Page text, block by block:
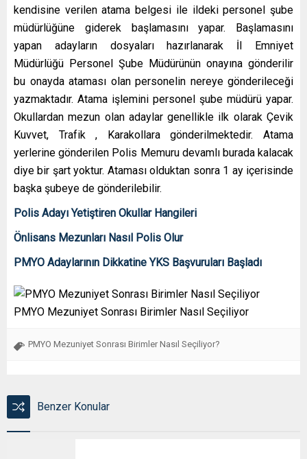
kendisine verilen atama belgesi ile ildeki personel şube
müdürlüğüne giderek başlamasını yapar. Başlamasını
yapan adayların dosyaları hazırlanarak İl Emniyet
Müdürlüğü Personel Şube Müdürünün onayına gönderilir
bu onayda ataması olan personelin nereye gönderileceği
yazmaktadır. Atama işlemini personel şube müdürü yapar.
Okullardan mezun olan adaylar genellikle ilk olarak Çevik
Kuvvet, Trafik , Karakollara gönderilmektedir. Atama
yerlerine gönderilen Polis Memuru devamlı burada kalacak
diye bir şart yoktur. Ataması olduktan sonra 1 ay içerisinde
başka şubeye de gönderilebilir.
Polis Adayı Yetiştiren Okullar Hangileri
Önlisans Mezunları Nasıl Polis Olur
PMYO Adaylarının Dikkatine YKS Başvuruları Başladı
PMYO Mezuniyet Sonrası Birimler Nasıl Seçiliyor
PMYO Mezuniyet Sonrası Birimler Nasıl Seçiliyor?
Benzer Konular